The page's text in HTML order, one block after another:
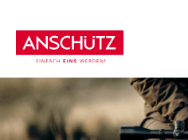
Inhalt
springen